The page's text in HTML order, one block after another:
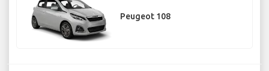
Peugeot 108